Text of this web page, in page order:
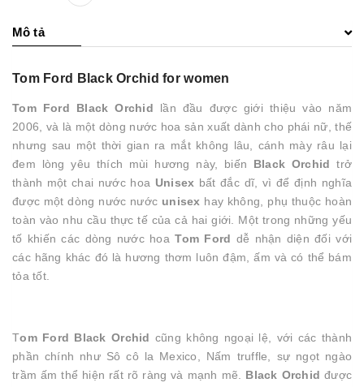
Mô tả
Tom Ford Black Orchid for women
Tom Ford Black Orchid lần đầu được giới thiệu vào năm
2006, và là một dòng nước hoa sản xuất dành cho phái nữ, thế
nhưng sau một thời gian ra mắt không lâu, cánh mày râu lại
đem lòng yêu thích mùi hương này, biến Black Orchid trở
thành một chai nước hoa Unisex bất đắc dĩ, vì để định nghĩa
được một dòng nước nước unisex hay không, phụ thuộc hoàn
toàn vào nhu cầu thực tế của cả hai giới. Một trong những yếu
tố khiến các dòng nước hoa Tom Ford dễ nhận diện đối với
các hãng khác đó là hương thơm luôn đậm, ấm và có thể bám
tỏa tốt.
Tom Ford Black Orchid cũng không ngoại lệ, với các thành
phần chính như Sô cô la Mexico, Nấm truffle, sự ngọt ngào
trầm ấm thể hiện rất rõ ràng và mạnh mẽ. Black Orchid được